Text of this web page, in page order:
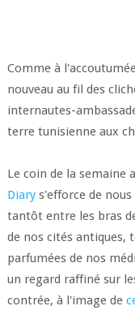
Comme à
nouveau au fil des
internautes-
terre tunisienne aux
Le coin de la semaine
Diarys'efforce de nous
tantôt entre les bras
de nos cités antiques,
parfumées de nos
un regard raffiné sur
contrée, à l'image de